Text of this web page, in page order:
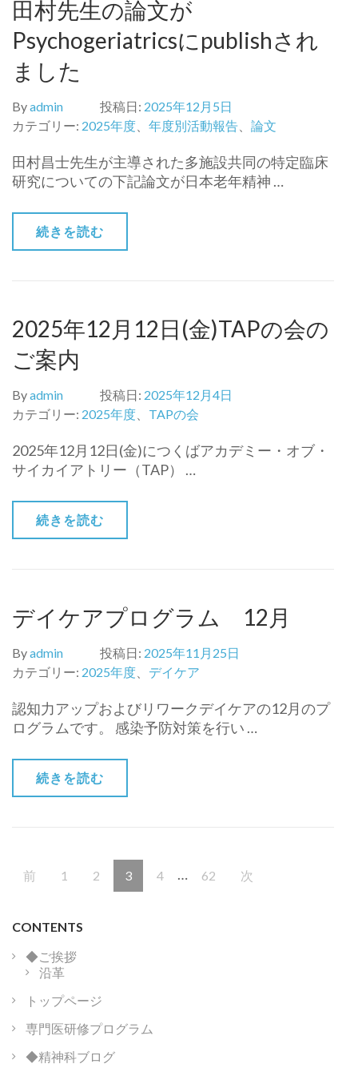
田村先生の論文が
Psychogeriatricsにpublishされ
ました
Byadmin 投稿日: 2025年12月5日
カテゴリー: 2025年度 年度別活動報告 論文
田村昌士先生が主導された多施設共同の特定臨床
研究についての下記論文が日本老年精神 …
続きを読む
2025年12月12日(金)TAPの会の
ご案内
Byadmin 投稿日: 2025年12月4日
カテゴリー: 2025年度 TAPの会
2025年12月12日(金)につくばアカデミー・オブ・
サイカイアトリー（TAP） …
続きを読む
デイケアプログラム 12月
Byadmin 投稿日: 2025年11月25日
カテゴリー: 2025年度 デイケア
認知力アップおよびリワークデイケアの12月のプ
ログラムです。 感染予防対策を行い …
続きを読む
投
稿
ビ
ゲ
ー
シ
ョ
ン
前 固
ー
ジ
1 固
ジ
2 固
3 固
4 … 固
62 次
CONTENTS
◆ご挨拶
沿革
トップページ
専門医研修プログラム
◆精神科ブログ